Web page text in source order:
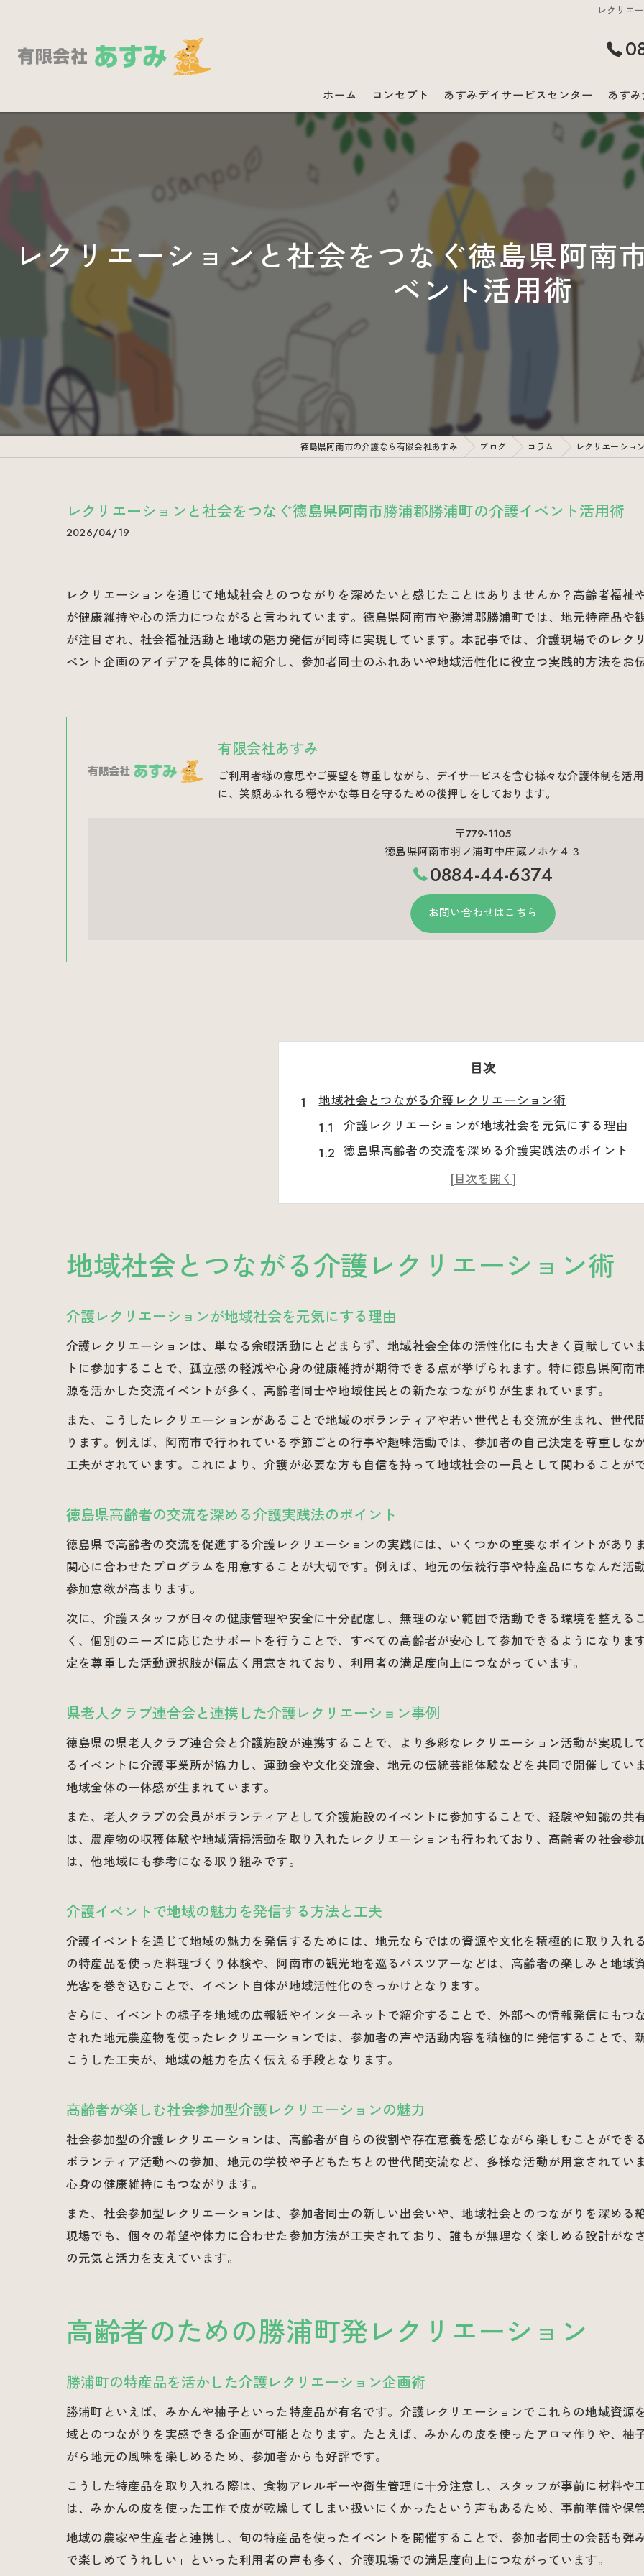
レクリエ
ホーム コンセプト あすみデイサービスセンター あす
レクリエーションと社会をつなぐ徳島県阿南
ベント活用術
徳島県阿南市の介護なら有限会社あすみ ブログ コラム レクリエーショ
レクリエーションと社会をつなぐ徳島県阿南市勝浦郡勝浦町の介護イベント活用術
2026/04/19
レクリエーションを通じて地域社会とのつながりを深めたいと感じたことはありませんか？高齢者福
が健康維持や心の活力につながると言われています。徳島県阿南市や勝浦郡勝浦町では、地元特産品や
が注目され、社会福祉活動と地域の魅力発信が同時に実現しています。本記事では、介護現場でのレク
ベント企画のアイデアを具体的に紹介し、参加者同士のふれあいや地域活性化に役立つ実践的方法をお
有限会社あすみ
ご利用者様の意思やご要望を尊重しながら、デイサービスを含む様々な介護体制を活
に、笑顔あふれる穏やかな毎日を守るための後押しをしております。
〒779-1105
徳島県阿南市羽ノ浦町中庄蔵ノホケ４３
0884-44-6374
お問い合わせはこちら
目次
地域社会とつながる介護レクリエーション術
介護レクリエーションが地域社会を元気にする理由
徳島県高齢者の交流を深める介護実践法のポイント
県老人クラブ連合会と連携した介護レクリエーション
介護イベントで地域の魅力を発信する方法と工夫
高齢者のための勝浦町発レクリエーション
勝浦町の特産品を活かした介護レクリエーション企画術
介護現場で勝浦町の魅力を伝えるレクリエーション方法
地域食材でつながる介護と社会の新しい関係性
介護レクリエーションが高齢者の健康維持に与える影
交流深まる阿南市の介護イベント実践法
阿南市で実践される介護イベントの成功ポイント
高齢者と地域社会を結ぶ介護レクリエーション事例
介護現場で役立つ地元資源の活用方法
介護レクリエーションに最適な地元資源の選び方
高齢者が喜ぶ地域資源活用型介護レクリエーション
県老人クラブ連合会と連携した資源活用の実践法
徳島県の魅力を介護活動に取り入れるコツ
県老人クラブ連合会と考える地域資源の活用アイデア
地元文化を感じる介護レクリエーション導入法
高齢者が楽しむ心豊かな介護イベントの作り方
県老人クラブ連合会とつながる介護現場の実践例
徳島県高齢者向けレクリエーションの効果と魅力
地域社会との交流で心身を元気にする介護の秘訣
地域社会とつながる介護レクリエーション術
介護レクリエーションが地域社会を元気にする理由
介護レクリエーションは、単なる余暇活動にとどまらず、地域社会全体の活性化にも大きく貢献してい
トに参加することで、孤立感の軽減や心身の健康維持が期待できる点が挙げられます。特に徳島県阿
源を活かした交流イベントが多く、高齢者同士や地域住民との新たなつながりが生まれています。
また、こうしたレクリエーションがあることで地域のボランティアや若い世代とも交流が生まれ、世代
ります。例えば、阿南市で行われている季節ごとの行事や趣味活動では、参加者の自己決定を尊重しな
工夫がされています。これにより、介護が必要な方も自信を持って地域社会の一員として関わることがで
徳島県高齢者の交流を深める介護実践法のポイント
徳島県で高齢者の交流を促進する介護レクリエーションの実践には、いくつかの重要なポイントがあり
関心に合わせたプログラムを用意することが大切です。例えば、地元の伝統行事や特産品にちなんだ活
参加意欲が高まります。
次に、介護スタッフが日々の健康管理や安全に十分配慮し、無理のない範囲で活動できる環境を整える
く、個別のニーズに応じたサポートを行うことで、すべての高齢者が安心して参加できるようになり
定を尊重した活動選択肢が幅広く用意されており、利用者の満足度向上につながっています。
県老人クラブ連合会と連携した介護レクリエーション事例
徳島県の県老人クラブ連合会と介護施設が連携することで、より多彩なレクリエーション活動が実現し
るイベントに介護事業所が協力し、運動会や文化交流会、地元の伝統芸能体験などを共同で開催してい
地域全体の一体感が生まれています。
また、老人クラブの会員がボランティアとして介護施設のイベントに参加することで、経験や知識の共
は、農産物の収穫体験や地域清掃活動を取り入れたレクリエーションも行われており、高齢者の社会参
は、他地域にも参考になる取り組みです。
介護イベントで地域の魅力を発信する方法と工夫
介護イベントを通じて地域の魅力を発信するためには、地元ならではの資源や文化を積極的に取り入れ
の特産品を使った料理づくり体験や、阿南市の観光地を巡るバスツアーなどは、高齢者の楽しみと地域
光客を巻き込むことで、イベント自体が地域活性化のきっかけとなります。
さらに、イベントの様子を地域の広報紙やインターネットで紹介することで、外部への情報発信にもつ
された地元農産物を使ったレクリエーションでは、参加者の声や活動内容を積極的に発信することで、
こうした工夫が、地域の魅力を広く伝える手段となります。
高齢者が楽しむ社会参加型介護レクリエーションの魅力
社会参加型の介護レクリエーションは、高齢者が自らの役割や存在意義を感じながら楽しむことができ
ボランティア活動への参加、地元の学校や子どもたちとの世代間交流など、多様な活動が用意されてい
心身の健康維持にもつながります。
また、社会参加型レクリエーションは、参加者同士の新しい出会いや、地域社会とのつながりを深める
現場でも、個々の希望や体力に合わせた参加方法が工夫されており、誰もが無理なく楽しめる設計がな
の元気と活力を支えています。
高齢者のための勝浦町発レクリエーション
勝浦町の特産品を活かした介護レクリエーション企画術
勝浦町といえば、みかんや柚子といった特産品が有名です。介護レクリエーションでこれらの地域資源
域とのつながりを実感できる企画が可能となります。たとえば、みかんの皮を使ったアロマ作りや、柚
がら地元の風味を楽しめるため、参加者からも好評です。
こうした特産品を取り入れる際は、食物アレルギーや衛生管理に十分注意し、スタッフが事前に材料や
は、みかんの皮を使った工作で皮が乾燥してしまい扱いにくかったという声もあるため、事前準備や保
地域の農家や生産者と連携し、旬の特産品を使ったイベントを開催することで、参加者同士の会話も弾
で楽しめてうれしい」といった利用者の声も多く、介護現場での満足度向上につながっています。